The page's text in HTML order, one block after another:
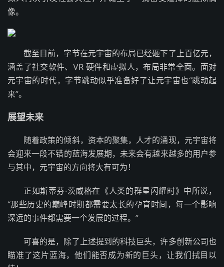
像。
截至目前，字节在元宇宙的布局已经砸下了上百亿元，
涵盖了社交软件、VR 硬件和虚拟人，布局非常全面。面对
元宇宙的时代，字节跳动似乎准备好了让元宇宙也“跳动起
来”。
展望未来
随着政策的倾斜，资本的聚集，人才的涌现，元宇宙将
会迎来一段不错的蓝海发展期，未来会有越来越多的用户参
与其中，元宇宙的方向将大有可为！
正如斯蒂芬·茨威格在《人类的群星闪耀时》中所说，
“那些历史的巅峰时期都需要太长的孕育时间，每一个影响
深远的事件都需要一个发展的过程。”
可喜的是，除了上述提到的科技巨头，许多创新公司也
瞄准了这片蓝海，他们能否成为新的巨头，让我们拭目以